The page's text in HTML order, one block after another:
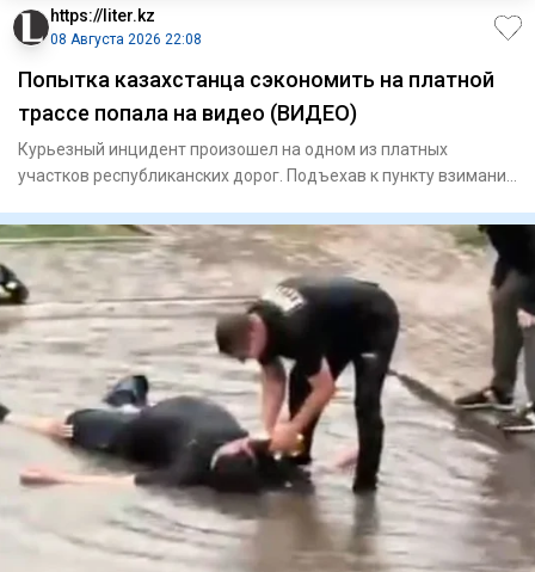
https://liter.kz
08 Августа 2026 22:08
Попытка казахстанца сэкономить на платной
трассе попала на видео (ВИДЕО)
Курьезный инцидент произошел на одном из платных
участков республиканских дорог. Подъехав к пункту взимания